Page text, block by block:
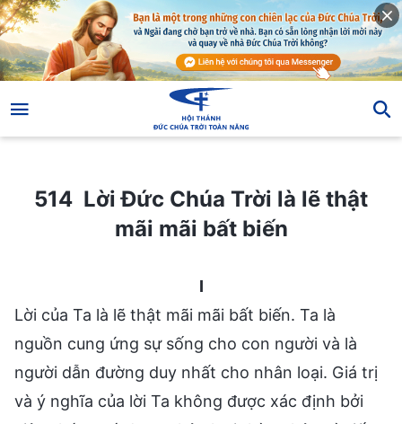
514 Lời Đức Chúa Trời là lẽ thật mãi mãi bất biến
514 Lời Đức Chúa Trời là lẽ thật
mãi mãi bất biến
I
Lời của Ta là lẽ thật mãi mãi bất biến. Ta là
nguồn cung ứng sự sống cho con người và là
người dẫn đường duy nhất cho nhân loại. Giá trị
và ý nghĩa của lời Ta không được xác định bởi